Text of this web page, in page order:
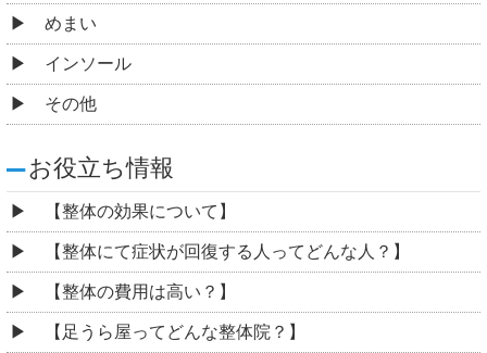
めまい
インソール
その他
お役立ち情報
【整体の効果について】
【整体にて症状が回復する人ってどんな人？】
【整体の費用は高い？】
【足うら屋ってどんな整体院？】